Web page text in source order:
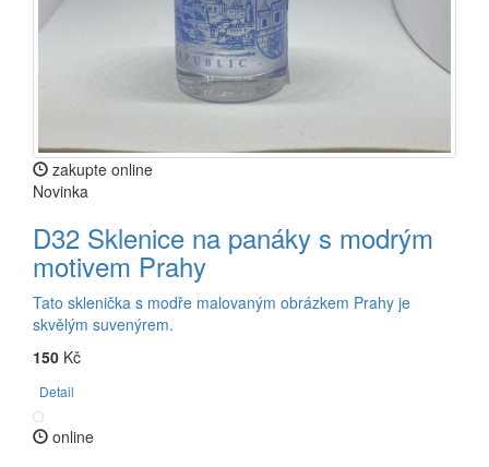
zakupte online
Novinka
D32 Sklenice na panáky s modrým
motivem Prahy
Tato sklenička s modře malovaným obrázkem Prahy je
skvělým suvenýrem.
150 Kč
Detail
online